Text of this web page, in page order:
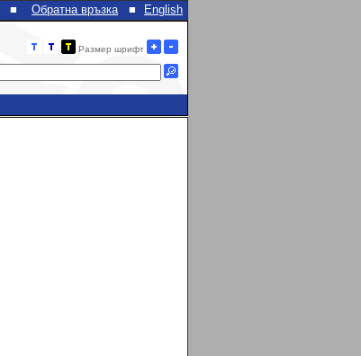
English
■ Обратна връзка ■
Размер шрифт